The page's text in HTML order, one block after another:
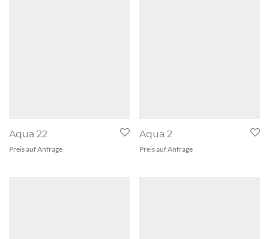
Aqua 22
Preis auf Anfrage
Aqua 2
Preis auf Anfrage